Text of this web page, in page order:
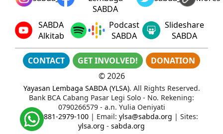
SABDA
SABDA
Alkitab
Podcast
SABDA
Slideshare
SABDA
CONTACT GET INVOLVED!
DONATION
©2026
Yayasan Lembaga SABDA (YLSA). All Rights Reserved.
Bank BCA Cabang Pasar Legi Solo - No. Rekening:
0790266579 - a.n. Yulia Oeniyati
WA:0881-2979-100| Email: ylsa@sabda.org | Sites:
ylsa.org - sabda.org